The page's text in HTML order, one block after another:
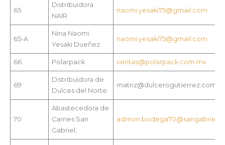
65
Distribuidora
NAIR
naomi.yesaki75@gmail.com
65-A
Nina Naomi
Yesaki Dueñez
naomi.yesaki75@gmail.com
66 Polarpack ventas@polarpack.com.mx
69
Distribuidora de
Dulces del Norte
matriz@dulcerogutierrez.com
70
Abastecedora de
Carnes San
Gabriel,